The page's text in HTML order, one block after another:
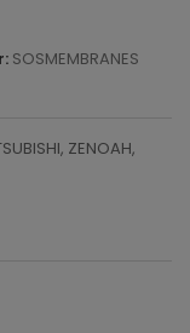
SOSMEMBRANES
ZENOAH,